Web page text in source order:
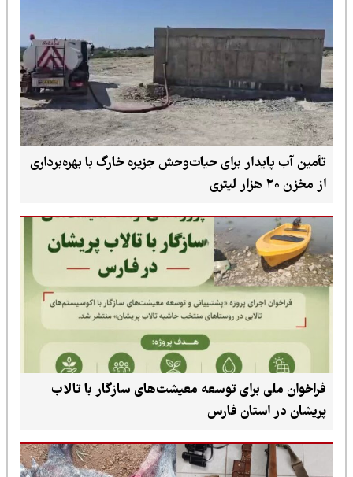
برای حیات‌وحش جزیره خارگ با بهره‌برداری
برای توسعه معیشت‌های سازگار با تالاب
فارس